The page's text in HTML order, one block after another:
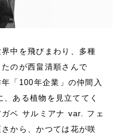
中を飛びまわり、多種
のが西畠清順さんで
「100年企業」の仲間入
ある植物を見立ててく
ベ サルミアナ var. フェ
から、かつては花が咲